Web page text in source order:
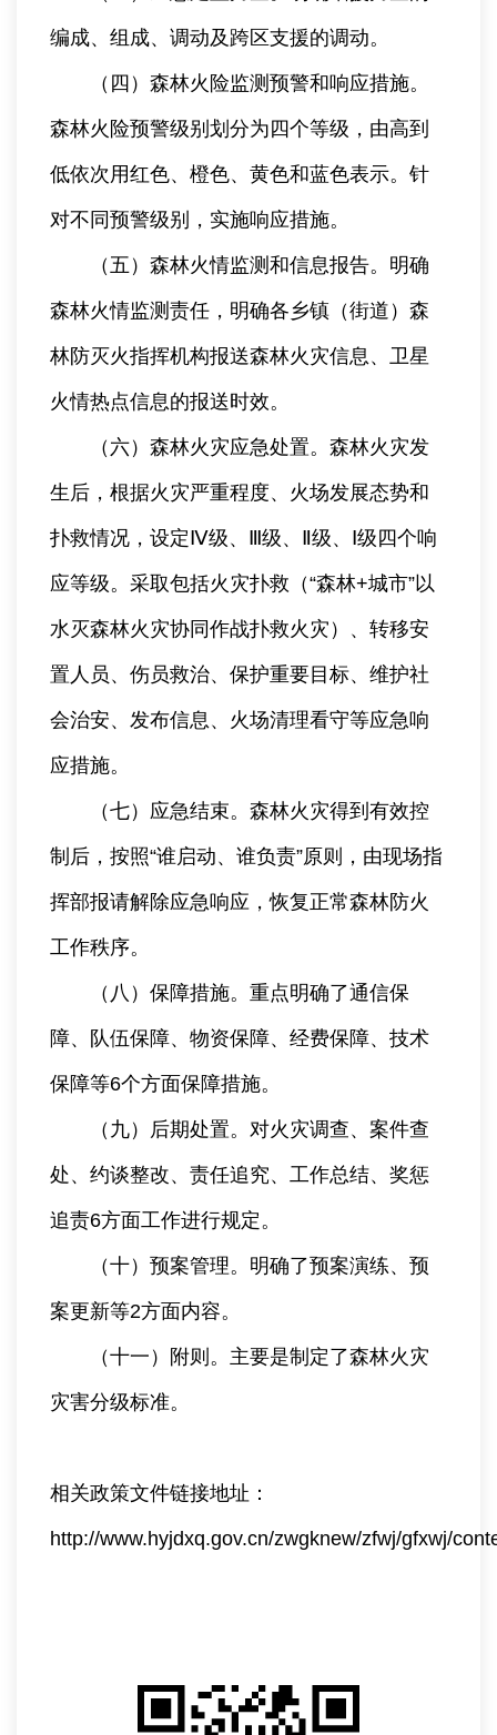
编成、组成、调动及跨区支援的调动。
（四）森林火险监测预警和响应措施。
森林火险预警级别划分为四个等级，由高到
低依次用红色、橙色、黄色和蓝色表示。针
对不同预警级别，实施响应措施。
（五）森林火情监测和信息报告。明确
森林火情监测责任，明确各乡镇（街道）森
林防灭火指挥机构报送森林火灾信息、卫星
火情热点信息的报送时效。
（六）森林火灾应急处置。森林火灾发
生后，根据火灾严重程度、火场发展态势和
扑救情况，设定Ⅳ级、Ⅲ级、Ⅱ级、Ⅰ级四个响
应等级。采取包括火灾扑救（“森林+城市”以
水灭森林火灾协同作战扑救火灾）、转移安
置人员、伤员救治、保护重要目标、维护社
会治安、发布信息、火场清理看守等应急响
应措施。
（七）应急结束。森林火灾得到有效控
制后，按照“谁启动、谁负责”原则，由现场指
挥部报请解除应急响应，恢复正常森林防火
工作秩序。
（八）保障措施。重点明确了通信保
障、队伍保障、物资保障、经费保障、技术
保障等6个方面保障措施。
（九）后期处置。对火灾调查、案件查
处、约谈整改、责任追究、工作总结、奖惩
追责6方面工作进行规定。
（十）预案管理。明确了预案演练、预
案更新等2方面内容。
（十一）附则。主要是制定了森林火灾
灾害分级标准。
相关政策文件链接地址：
http://www.hyjdxq.gov.cn/zwgknew/zfwj/gfxwj/